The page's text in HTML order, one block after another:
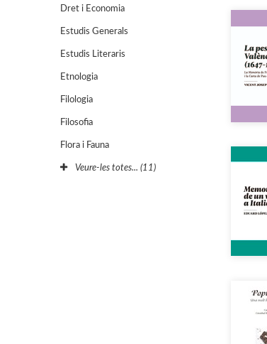
Dret i Economia
Estudis Generals
Estudis Literaris
Etnologia
Filologia
Filosofia
Flora i Fauna
Veure-les totes... (11)